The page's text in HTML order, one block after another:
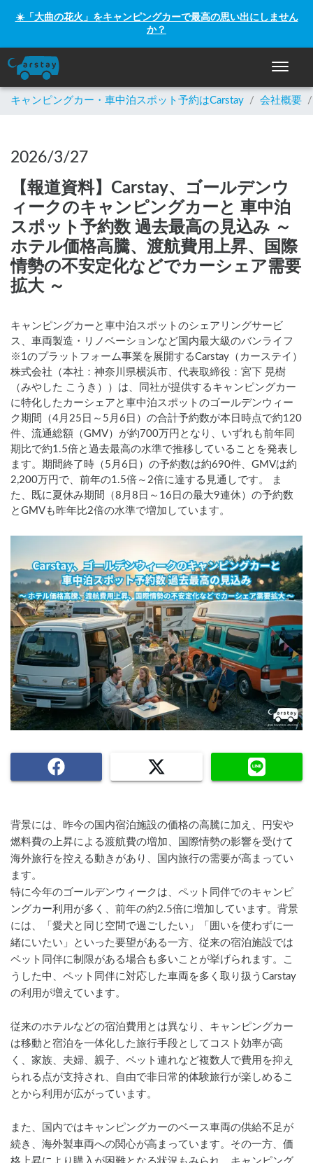
☀️「大曲の花火」をキャンピングカーで最高の思い出にしません
か？
ナビゲ
キャンピングカー・車中泊スポット予約はCarstay / 会社概要 /
2026/3/27
【報道資料】Carstay、ゴールデンウ
ィークのキャンピングカーと 車中泊
スポット予約数 過去最高の見込み ～
ホテル価格高騰、渡航費用上昇、国際
情勢の不安定化などでカーシェア需要
拡大 ～
キャンピングカーと車中泊スポットのシェアリングサービ
ス、車両製造・リノベーションなど国内最大級のバンライフ
※1のプラットフォーム事業を展開するCarstay（カーステイ）
株式会社（本社：神奈川県横浜市、代表取締役：宮下 晃樹
（みやした こうき））は、同社が提供するキャンピングカー
に特化したカーシェアと車中泊スポットのゴールデンウィー
ク期間（4月25日～5月6日）の合計予約数が本日時点で約120
件、流通総額（GMV）が約700万円となり、いずれも前年同
期比で約1.5倍と過去最高の水準で推移していることを発表し
ます。期間終了時（5月6日）の予約数は約690件、GMVは約
2,200万円で、前年の1.5倍～2倍に達する見通しです。 ま
た、既に夏休み期間（8月8日～16日の最大9連休）の予約数
とGMVも昨年比2倍の水準で増加しています。
背景には、昨今の国内宿泊施設の価格の高騰に加え、円安や
燃料費の上昇による渡航費の増加、国際情勢の影響を受けて
海外旅行を控える動きがあり、国内旅行の需要が高まってい
ます。
特に今年のゴールデンウィークは、ペット同伴でのキャンピ
ングカー利用が多く、前年の約2.5倍に増加しています。背景
には、「愛犬と同じ空間で過ごしたい」「囲いを使わずに一
緒にいたい」といった要望がある一方、従来の宿泊施設では
ペット同伴に制限がある場合も多いことが挙げられます。こ
うした中、ペット同伴に対応した車両を多く取り扱うCarstay
の利用が増えています。
従来のホテルなどの宿泊費用とは異なり、キャンピングカー
は移動と宿泊を一体化した旅行手段としてコスト効率が高
く、家族、夫婦、親子、ペット連れなど複数人で費用を抑え
られる点が支持され、自由で非日常的体験旅行が楽しめるこ
とから利用が広がっています。
また、国内ではキャンピングカーのベース車両の供給不足が
続き、海外製車両への関心が高まっています。その一方、価